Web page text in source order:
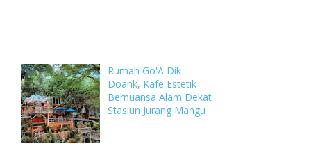
Rumah Go'A Dik
Doank, Kafe Estetik
Bernuansa Alam Dekat
Stasiun Jurang Mangu